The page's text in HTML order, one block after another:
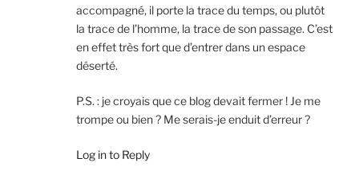
accompagné, il porte la trace du temps, ou plutôt
la trace de l’homme, la trace de son passage. C’est
en effet très fort que d’entrer dans un espace
déserté.
P.S. : je croyais que ce blog devait fermer ! Je me
trompe ou bien ? Me serais-je enduit d’erreur ?
Log in to Reply